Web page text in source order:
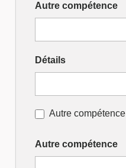
Autre compétence
Détails
Autre compétence
Autre compétence